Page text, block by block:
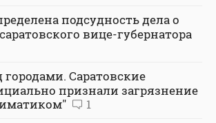
подсудность дела о
вице-губернатора
городами. Саратовские
признали загрязнение
1